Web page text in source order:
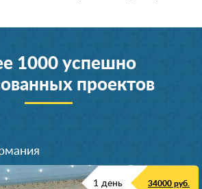
1000 успешно
проектов
1 день 34000 руб.